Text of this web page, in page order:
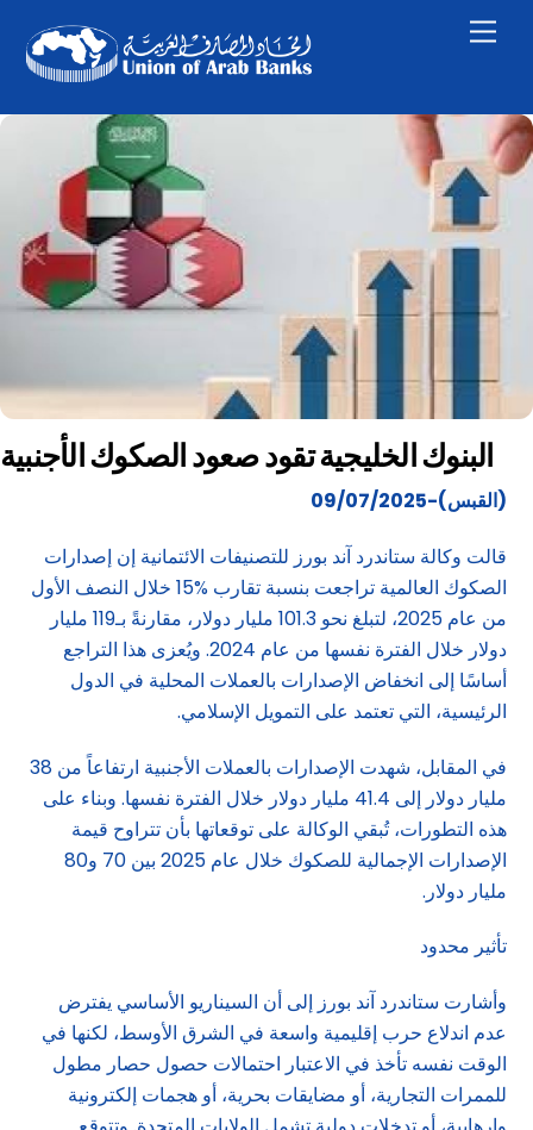
content
البنوك الخليجية تقود صعود الصكوك الأجنبية
(القبس)-09/07/2025
قالت وكالة ستاندرد آند بورز للتصنيفات الائتمانية إن إصدارات
الصكوك العالمية تراجعت بنسبة تقارب %15 خلال النصف الأول
من عام 2025، لتبلغ نحو 101.3 مليار دولار، مقارنةً بـ119 مليار
دولار خلال الفترة نفسها من عام 2024. ويُعزى هذا التراجع
أساسًا إلى انخفاض الإصدارات بالعملات المحلية في الدول
الرئيسية، التي تعتمد على التمويل الإسلامي.
في المقابل، شهدت الإصدارات بالعملات الأجنبية ارتفاعاً من 38
مليار دولار إلى 41.4 مليار دولار خلال الفترة نفسها. وبناء على
هذه التطورات، تُبقي الوكالة على توقعاتها بأن تتراوح قيمة
الإصدارات الإجمالية للصكوك خلال عام 2025 بين 70 و80
مليار دولار.
تأثير محدود
وأشارت ستاندرد آند بورز إلى أن السيناريو الأساسي يفترض
عدم اندلاع حرب إقليمية واسعة في الشرق الأوسط، لكنها في
الوقت نفسه تأخذ في الاعتبار احتمالات حصول حصار مطول
للممرات التجارية، أو مضايقات بحرية، أو هجمات إلكترونية